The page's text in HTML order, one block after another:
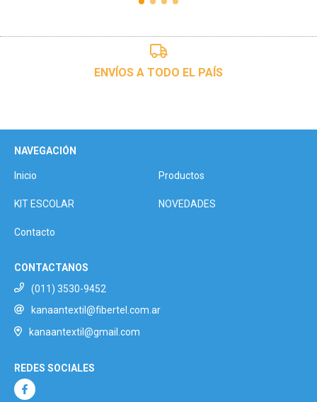
ENVÍOS A TODO EL PAÍS
NAVEGACIÓN
Inicio Productos
KIT ESCOLAR NOVEDADES
Contacto
CONTACTANOS
(011) 3530-9452
kanaantextil@fibertel.com.ar
kanaantextil@gmail.com
REDES SOCIALES